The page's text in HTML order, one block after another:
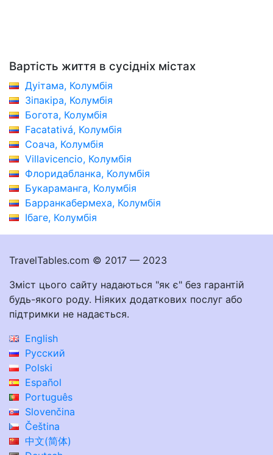
Вартість життя в сусідніх містах
Дуітама, Колумбія
Зіпакіра, Колумбія
Богота, Колумбія
Facatativá, Колумбія
Соача, Колумбія
Villavicencio, Колумбія
Флоридабланка, Колумбія
Букараманга, Колумбія
Барранкабермеха, Колумбія
Ібаге, Колумбія
TravelTables.com © 2017 — 2023
Зміст цього сайту надаються "як є" без гарантій
будь-якого роду. Ніяких додаткових послуг або
підтримки не надається.
English
Русский
Polski
Español
Português
Slovenčina
Čeština
中文(简体)